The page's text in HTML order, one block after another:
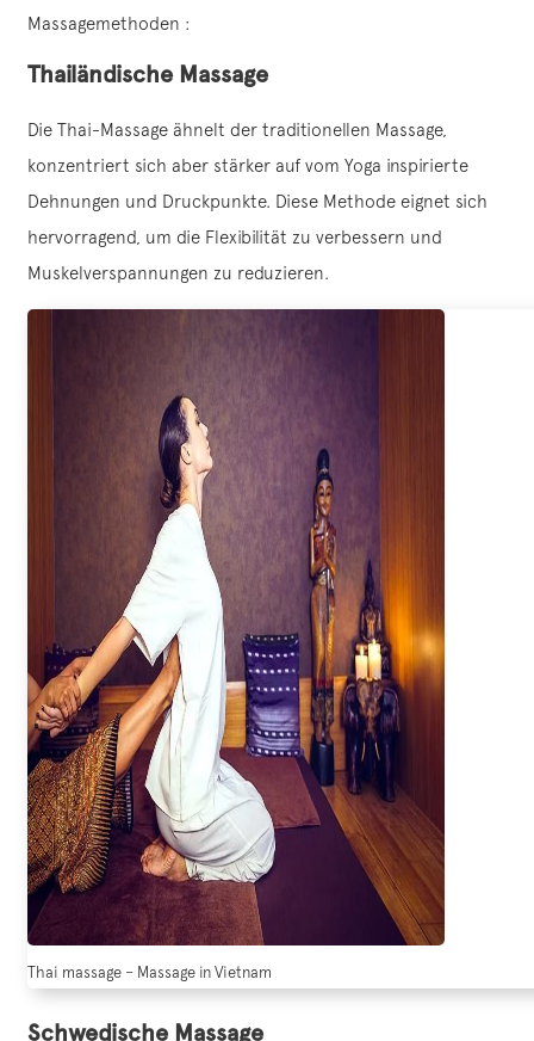
Massagemethoden :
Thailändische Massage
Die Thai-Massage ähnelt der traditionellen Massage,
konzentriert sich aber stärker auf vom Yoga inspirierte
Dehnungen und Druckpunkte. Diese Methode eignet sich
hervorragend, um die Flexibilität zu verbessern und
Muskelverspannungen zu reduzieren.
Thai massage – Massage in Vietnam
Schwedische Massage